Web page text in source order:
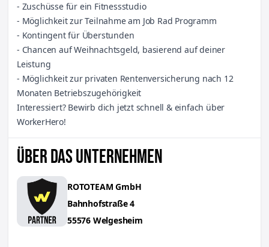
- Zuschüsse für ein Fitnessstudio
- Möglichkeit zur Teilnahme am Job Rad Programm
- Kontingent für Überstunden
- Chancen auf Weihnachtsgeld, basierend auf deiner
Leistung
- Möglichkeit zur privaten Rentenversicherung nach 12
Monaten Betriebszugehörigkeit
Interessiert? Bewirb dich jetzt schnell & einfach über
WorkerHero!
ÜBER DAS UNTERNEHMEN
ROTOTEAM GmbH
Bahnhofstraße 4
55576 Welgesheim